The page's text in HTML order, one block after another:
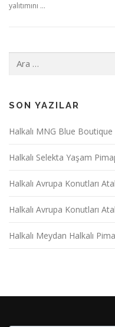
yalıtımını …
SON YAZILAR
Halkalı MNG Blue
Halkalı Selekta Yaşam
Halkalı Avrupa Konutları
Halkalı Avrupa Konutları
Halkalı Meydan Halkalı